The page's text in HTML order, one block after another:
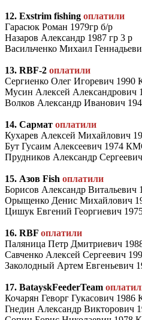
12. Exstrim fishing оплатили
Гарасюк Роман 1979гр б/р
Назаров Александр 1987 гр 3 р
Васильченко Михаил
13. RBF-2 оплатили
Сергиенко Олег Игоревич
Мусин Алексей Александрович
Волков Александр Иванович
14. Сармат оплатили
Кухарев Алексей Михайлович
Бут Гусаим Алексеевич 1974
Прудников Александр
15. Азов Fish оплатили
Борисов Александр Витальевич
Орыщенко Денис Михайлович
Цишук Евгений Георгиевич
16. RBF оплатили
Паляница Петр Дмитриевич
Савченко Алексей Сергеевич
Заколодный Артем Евгеньевич
17. BatayskFeederTeam
Кочарян Геворг Гукасович
Гнедин Александр Викторович